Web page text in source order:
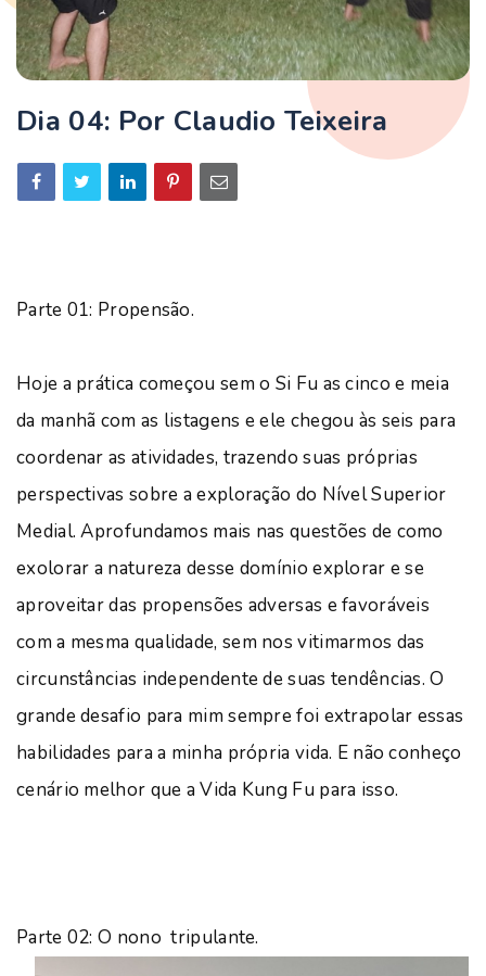
Dia 04: Por Claudio Teixeira
Parte 01: Propensão.
Hoje a prática começou sem o Si Fu as cinco e meia
da manhã com as listagens e ele chegou às seis para
coordenar as atividades, trazendo suas próprias
perspectivas sobre a exploração do Nível Superior
Medial. Aprofundamos mais nas questões de como
exolorar a natureza desse domínio explorar e se
aproveitar das propensões adversas e favoráveis
com a mesma qualidade, sem nos vitimarmos das
circunstâncias independente de suas tendências. O
grande desafio para mim sempre foi extrapolar essas
habilidades para a minha própria vida. E não conheço
cenário melhor que a Vida Kung Fu para isso.
Parte 02: O nono tripulante.